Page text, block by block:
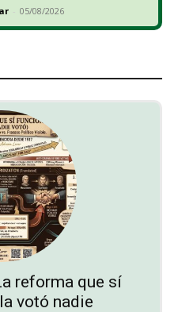
- 05/08/2026
reforma que sí
votó nadie